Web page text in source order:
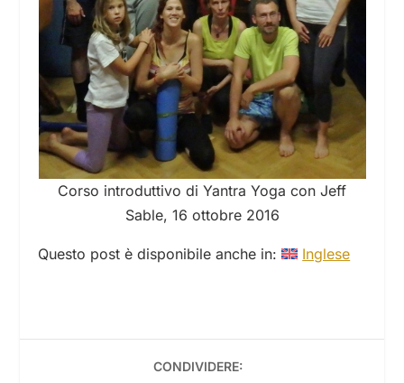
Corso introduttivo di Yantra Yoga con Jeff
Sable, 16 ottobre 2016
Questo post è disponibile anche in: Inglese
CONDIVIDERE: